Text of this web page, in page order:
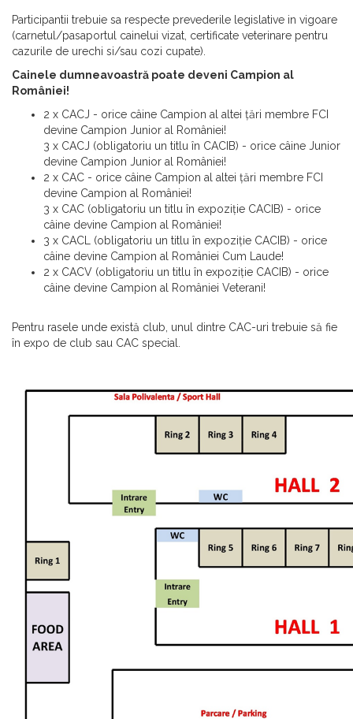
Participantii trebuie sa respecte prevederile legislative in vigoare
(carnetul/pasaportul cainelui vizat, certificate veterinare pentru
cazurile de urechi si/sau cozi cupate).
Cainele dumneavoastră poate deveni Campion al
României!
2 x CACJ - orice câine Campion al altei țări membre FCI
devine Campion Junior al României!
3 x CACJ (obligatoriu un titlu în CACIB) - orice câine Junior
devine Campion Junior al României!
2 x CAC - orice câine Campion al altei țări membre FCI
devine Campion al României!
3 x CAC (obligatoriu un titlu în expoziţie CACIB) - orice
câine devine Campion al României!
3 x CACL (obligatoriu un titlu în expoziţie CACIB) - orice
câine devine Campion al României Cum Laude!
2 x CACV (obligatoriu un titlu în expoziţie CACIB) - orice
câine devine Campion al României Veterani!
Pentru rasele unde există club, unul dintre CAC-uri trebuie să fie
în expo de club sau CAC special.